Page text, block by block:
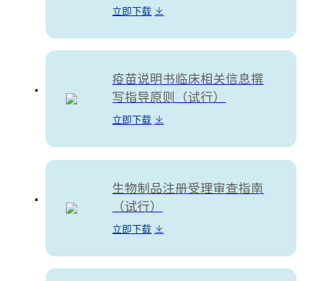
立即下载
疫苗说明书临床相关信息撰
写指导原则（试行）
立即下载
生物制品注册受理审查指南
（试行）
立即下载